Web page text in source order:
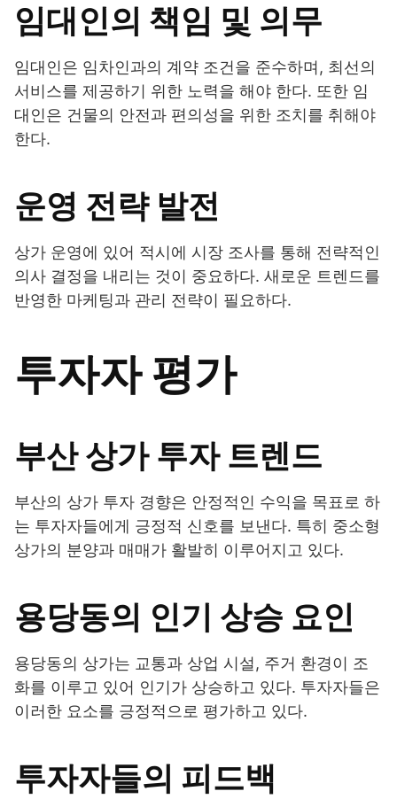
임대인의 책임 및 의무
임대인은 임차인과의 계약 조건을 준수하며, 최선의
서비스를 제공하기 위한 노력을 해야 한다. 또한 임
대인은 건물의 안전과 편의성을 위한 조치를 취해야
한다.
운영 전략 발전
상가 운영에 있어 적시에 시장 조사를 통해 전략적인
의사 결정을 내리는 것이 중요하다. 새로운 트렌드를
반영한 마케팅과 관리 전략이 필요하다.
투자자 평가
부산 상가 투자 트렌드
부산의 상가 투자 경향은 안정적인 수익을 목표로 하
는 투자자들에게 긍정적 신호를 보낸다. 특히 중소형
상가의 분양과 매매가 활발히 이루어지고 있다.
용당동의 인기 상승 요인
용당동의 상가는 교통과 상업 시설, 주거 환경이 조
화를 이루고 있어 인기가 상승하고 있다. 투자자들은
이러한 요소를 긍정적으로 평가하고 있다.
투자자들의 피드백